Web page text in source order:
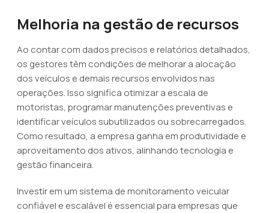
Melhoria na gestão de recursos
Ao contar com dados precisos e relatórios detalhados,
os gestores têm condições de melhorar a alocação
dos veículos e demais recursos envolvidos nas
operações. Isso significa otimizar a escala de
motoristas, programar manutenções preventivas e
identificar veículos subutilizados ou sobrecarregados.
Como resultado, a empresa ganha em produtividade e
aproveitamento dos ativos, alinhando tecnologia e
gestão financeira.
Investir em um sistema de monitoramento veicular
confiável e escalável é essencial para empresas que